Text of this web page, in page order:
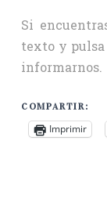
Si
texto y pulsa
informarnos.
COMPARTIR:
Imprimir